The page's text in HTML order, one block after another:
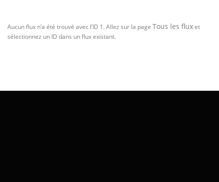
Aucun flux n’a été trouvé avec l’ID 1. Allez sur la page Tous les fluxet
sélectionnez un ID dans un flux existant.